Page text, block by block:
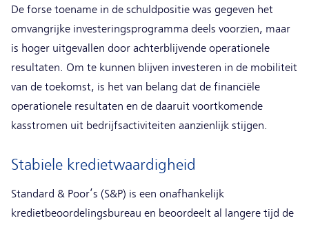
De forse toename in de schuldpositie was gegeven het
omvangrijke investeringsprogramma deels voorzien, maar
is hoger uitgevallen door achterblijvende operationele
resultaten. Om te kunnen blijven investeren in de mobiliteit
van de toekomst, is het van belang dat de financiële
operationele resultaten en de daaruit voortkomende
kasstromen uit bedrijfsactiviteiten aanzienlijk stijgen.
Stabiele kredietwaardigheid
Standard & Poor’s (S&P) is een onafhankelijk
kredietbeoordelingsbureau en beoordeelt al langere tijd de